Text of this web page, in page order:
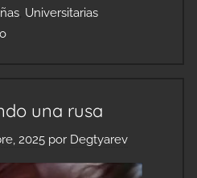
Universitarias
una rusa
2025 por Degtyarev